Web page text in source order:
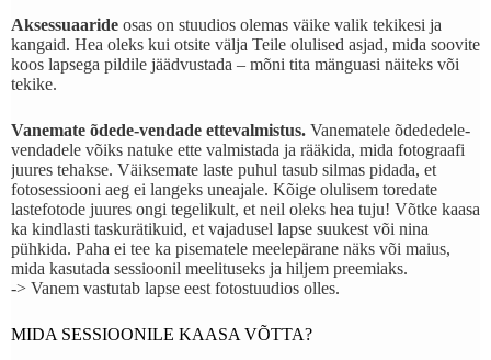
Aksessuaaride osas on stuudios olemas väike valik tekikesi ja
kangaid. Hea oleks kui otsite välja Teile olulised asjad, mida soovite
koos lapsega pildile jäädvustada – mõni tita mänguasi näiteks või
tekike.
Vanemate õdede-vendade ettevalmistus. Vanematele õdededele-
vendadele võiks natuke ette valmistada ja rääkida, mida fotograafi
juures tehakse. Väiksemate laste puhul tasub silmas pidada, et
fotosessiooni aeg ei langeks uneajale. Kõige olulisem toredate
lastefotode juures ongi tegelikult, et neil oleks hea tuju! Võtke kaasa
ka kindlasti taskurätikuid, et vajadusel lapse suukest või nina
pühkida. Paha ei tee ka pisematele meelepärane näks või maius,
mida kasutada sessioonil meelituseks ja hiljem preemiaks.
-> Vanem vastutab lapse eest fotostuudios olles.
MIDA SESSIOONILE KAASA VÕTTA?